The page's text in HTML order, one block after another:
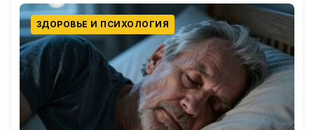
ЗДОРОВЬЕ И ПСИХОЛОГИЯ